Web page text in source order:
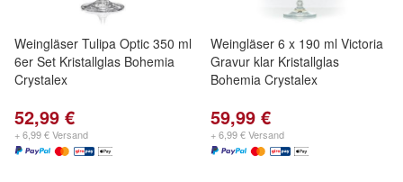
Weingläser Tulipa Optic 350 ml
6er Set Kristallglas Bohemia
Crystalex
52,99 €
+ 6,99 € Versand
Weingläser 6 x 190 ml Victoria
Gravur klar Kristallglas
Bohemia Crystalex
59,99 €
+ 6,99 € Versand